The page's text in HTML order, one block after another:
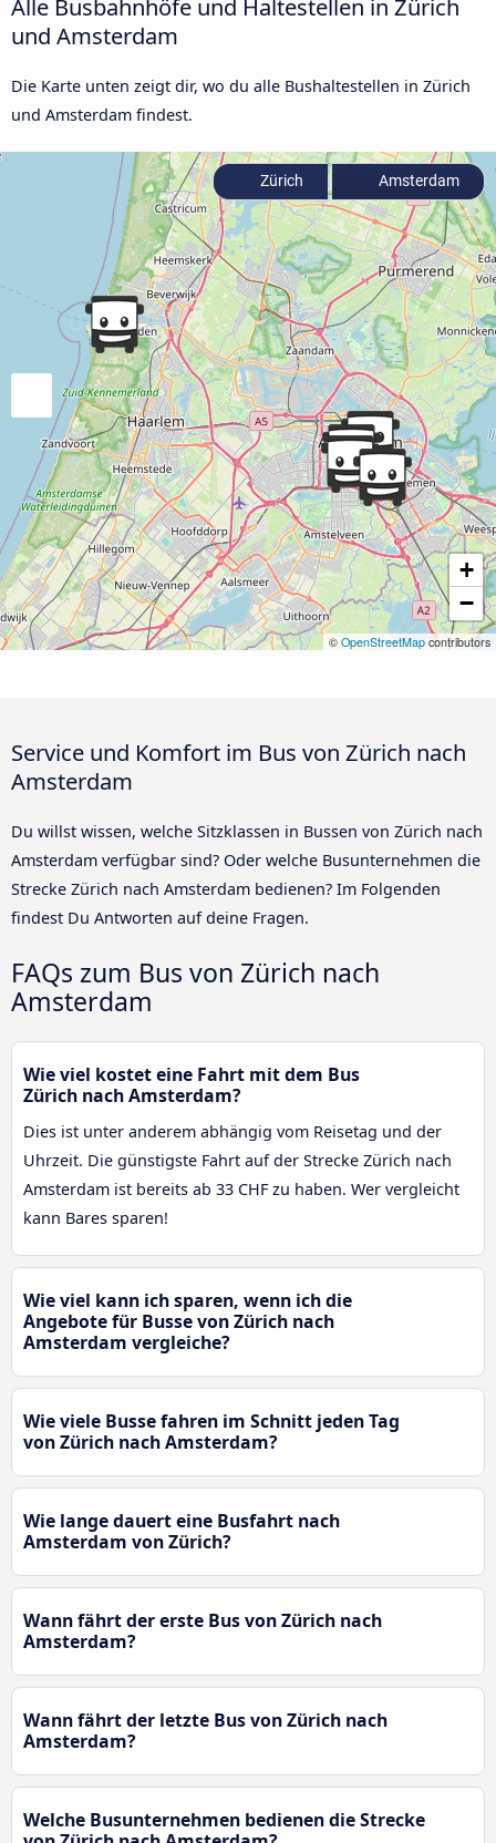
Alle Busbahnhöfe und Haltestellen in Zürich
und Amsterdam
Die Karte unten zeigt dir, wo du alle Bushaltestellen in Zürich
und Amsterdam findest.
+
−
©OpenStreetMap contributors
Zürich Amsterdam
Service und Komfort im Bus von Zürich nach
Amsterdam
Du willst wissen, welche Sitzklassen in Bussen von Zürich nach
Amsterdam verfügbar sind? Oder welche Busunternehmen die
Strecke Zürich nach Amsterdam bedienen? Im Folgenden
findest Du Antworten auf deine Fragen.
FAQs zum Bus von Zürich nach
Amsterdam
Wie viel kostet eine Fahrt mit dem Bus
Zürich nach Amsterdam?
Dies ist unter anderem abhängig vom Reisetag und der
Uhrzeit. Die günstigste Fahrt auf der Strecke Zürich nach
Amsterdam ist bereits ab 33 CHF zu haben. Wer vergleicht
kann Bares sparen!
Wie viel kann ich sparen, wenn ich die
Angebote für Busse von Zürich nach
Amsterdam vergleiche?
Wie viele Busse fahren im Schnitt jeden Tag
von Zürich nach Amsterdam?
Wie lange dauert eine Busfahrt nach
Amsterdam von Zürich?
Wann fährt der erste Bus von Zürich nach
Amsterdam?
Wann fährt der letzte Bus von Zürich nach
Amsterdam?
Welche Busunternehmen bedienen die Strecke